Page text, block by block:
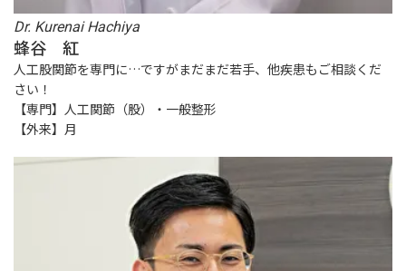
Dr. Kurenai Hachiya
蜂谷 紅
人工股関節を専門に…ですがまだまだ若手、他疾患もご相談くだ
さい！
【専門】人工関節（股）・一般整形
【外来】月